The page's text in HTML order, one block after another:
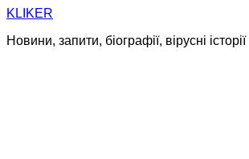
Skip
content
KLIKER
Новини, запити, біографії, вірусні історії